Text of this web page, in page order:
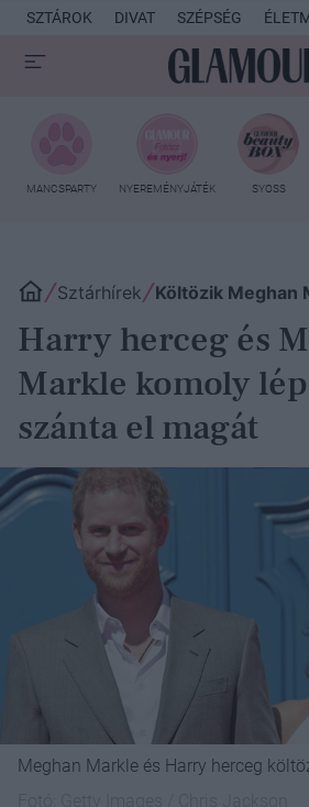
SZTÁROK DIVAT SZÉPSÉG
MANCSPARTY NYEREMÉNYJÁTÉK SYOSS
Sztárhírek Költözik Meghan
Harry herceg és
Markle komoly
szánta el magát
Meghan Markle és Harry herceg